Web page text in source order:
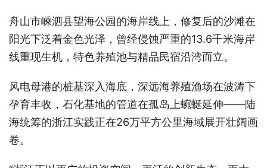
舟山市嵊泗县望海公园的海岸线上，修复后的沙滩在
阳光下泛着金色光泽，曾经侵蚀严重的13.6千米海岸
线重现生机，特色养殖池与精品民宿沿湾而立。
风电母港的桩基深入海底，深远海养殖渔场在波涛下
孕育丰收，石化基地的管道在孤岛上蜿蜒延伸——陆
海统筹的浙江实践正在26万平方公里海域展开壮阔画
卷。